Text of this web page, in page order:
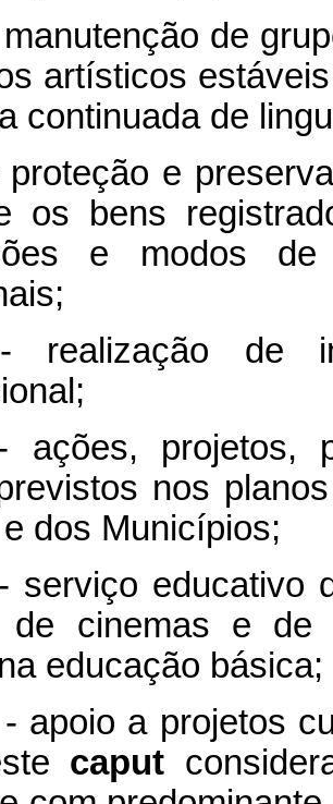
de
artísticos
continuada de
e
os bens
e modos
realização de
ações, projetos,
nos
dos Municípios;
serviço educativo
de cinemas e de
educação básica;
apoio a projetos
caput